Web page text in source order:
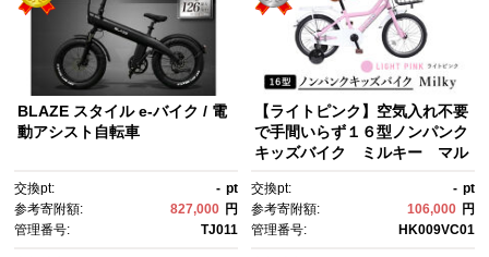
BLAZE スタイル e-バイク / 電
動アシスト自転車
交換pt: - pt
参考寄附額:
827,000 円
管理番号:
TJ011
【ライトピンク】空気入れ不要
で手間いらず１６型ノンパンク
キッズバイク ミルキー マル
交換pt: - pt
参考寄附額:
106,000 円
管理番号:
HK009VC01